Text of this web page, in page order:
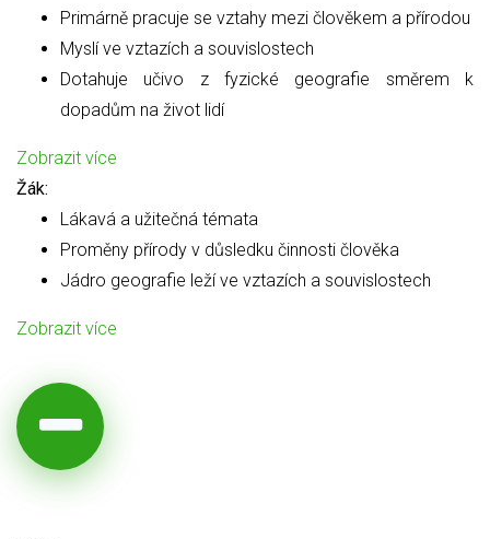
Primárně pracuje se vztahy mezi člověkem a přírodou
Myslí ve vztazích a souvislostech
Dotahuje učivo z fyzické geografie směrem k
dopadům na život lidí
Zobrazit více
Žák:
Lákavá a užitečná témata
Proměny přírody v důsledku činnosti člověka
Jádro geografie leží ve vztazích a souvislostech
Zobrazit více